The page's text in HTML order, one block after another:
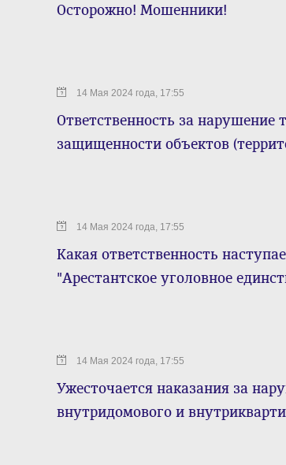
Осторожно! Мошенники!
14 Мая 2024 года, 17:55
Ответственность за нарушение
защищенности объектов
14 Мая 2024 года, 17:55
Какая ответственность
"Арестантское уголовное
14 Мая 2024 года, 17:55
Ужесточается наказания за
внутридомового и